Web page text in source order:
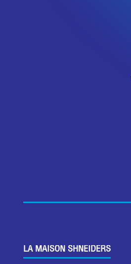
LA MAISON SHNEIDERS